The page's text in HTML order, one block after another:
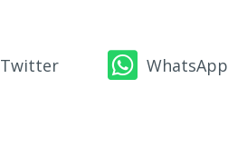
Twitter WhatsApp